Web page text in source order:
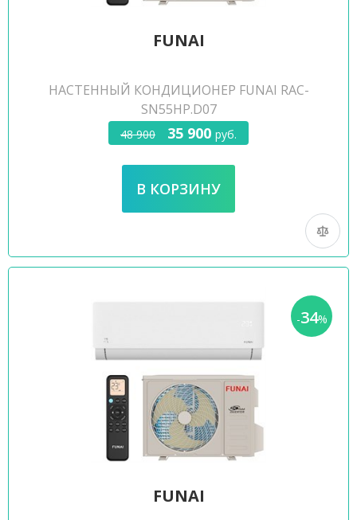
FUNAI
НАСТЕННЫЙ КОНДИЦИОНЕР FUNAI RAC-
SN55HP.D07
48 900 35 900 руб.
-34%
FUNAI